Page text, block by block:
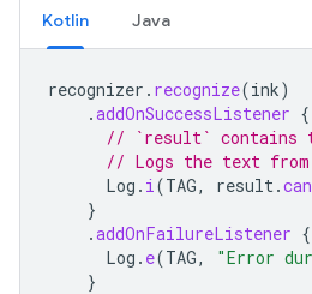
Kotlin Java
recognizer . recognize(ink)
.addOnSuccessListener {
// `result` contains
// Logs the text
Log . i(TAG, result.
}
.addOnFailureListener {
Log . e(TAG, "Error
}